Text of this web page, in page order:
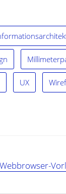
UX